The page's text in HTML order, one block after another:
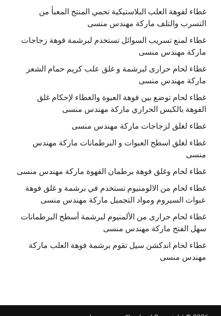
غطاء لفوهة العلب البلاستيكية تحمي المنتج المعبأ من
التسرب والتلف ماركة مهندس منسى
غطاء لمنع تسريب السوائل تستخدم لبرشمة فوهة زجاجات
ماركة مهندس منسى
غطاء لحام حرارى لبرشمة و غلق علب كريم حمام الشعر
ماركة مهندس منسى
غطاء لحام توضع بين فوهة العبوة والغطاء لإحكام غلق
الفوهة بالكبس الحراري ماركة مهندس منسى
غطاء لغلق لزجاجات ماركة مهندس منسى
غطاء لغلق اسطح العبوات و البرطمانات ماركة مهندس
منسى
غطاء لحام وغلق فوهة برطمان القهوة ماركة مهندس منسى
غطاء لحام من الالومنيوم تستخدم في برشمة و غلق فوهة
عبوات السيروم ومواد التجميل ماركة مهندس منسى
غطاء لحام حرارى من الألمنيوم لبرشمة أسطح البرطمانات
سهل الفتح ماركة مهندس منسى
غطاء لحام اندكشن سيل تقوم برشمة فوهة العلب ماركة
مهندس منسى